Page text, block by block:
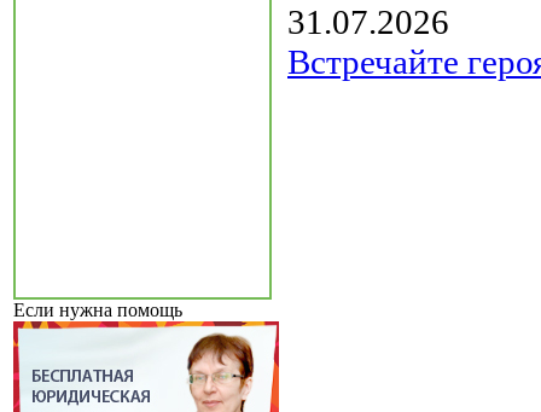
Если нужна помощь
31.07.2026
Встречайте